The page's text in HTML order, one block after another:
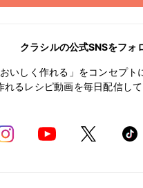
クラシルの公式SNSをフォ
おいしく作れる」をコンセプト
れるレシピ動画を毎日配信して